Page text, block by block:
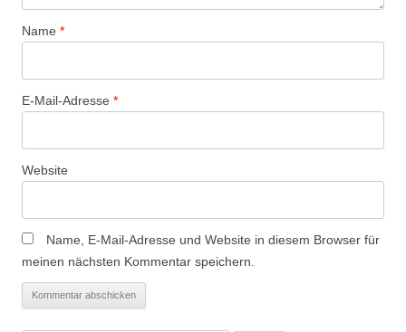
Name *
E-Mail-Adresse *
Website
Name, E-Mail-Adresse und Website in diesem Browser für
meinen nächsten Kommentar speichern.